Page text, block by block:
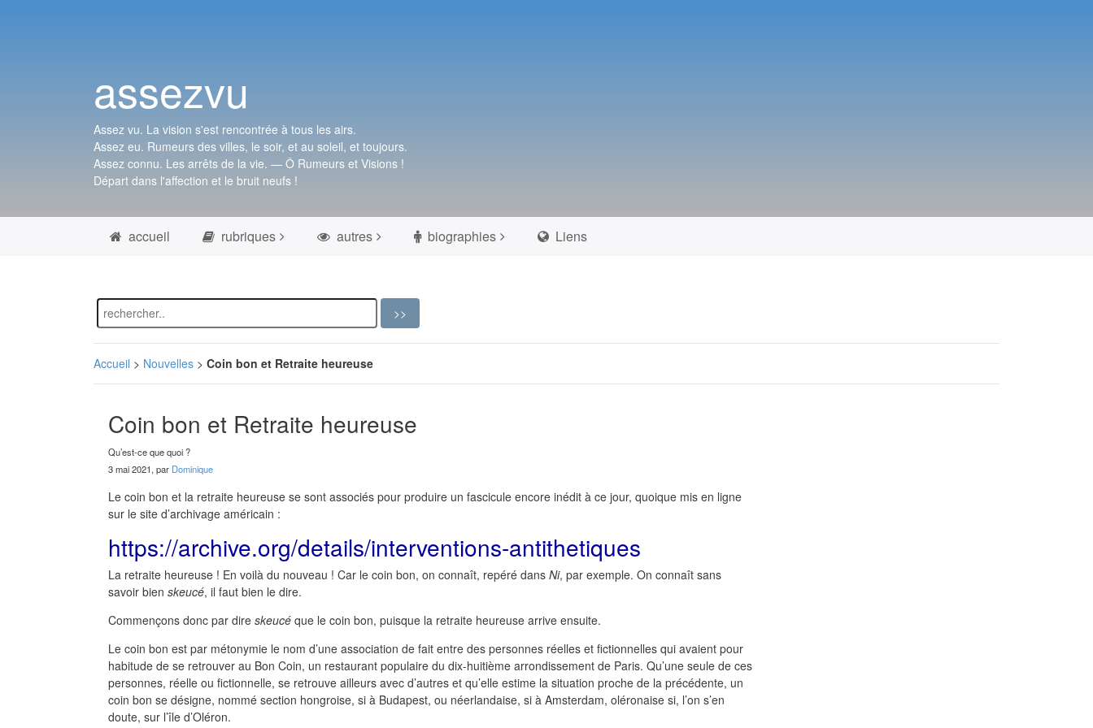
assezvu
Assez vu. La vision s'est rencontrée à tous les airs.
Assez eu. Rumeurs des villes, le soir, et au soleil, et toujours.
Assez connu. Les arrêts de la vie. — Ô Rumeurs et Visions !
Départ dans l'affection et le bruit neufs !
accueil rubriques autres biographies Liens
Accueil > Nouvelles >Coin bon et Retraite heureuse
Coin bon et Retraite heureuse
Qu’est-ce que quoi ?
3 mai 2021, par Dominique
Le coin bon et la retraite heureuse se sont associés pour produire un fascicule encore inédit à ce jour, quoique mis en ligne
sur le site d’archivage américain :
https://archive.org/details/interventions-antithetiques
La retraite heureuse ! En voilà du nouveau ! Car le coin bon, on connaît, repéré dansNi, par exemple. On connaît sans
savoir bienskeucé, il faut bien le dire.
Commençons donc par direskeucé que le coin bon, puisque la retraite heureuse arrive ensuite.
Le coin bon est par métonymie le nom d’une association de fait entre des personnes réelles et fictionnelles qui avaient pour
habitude de se retrouver au Bon Coin, un restaurant populaire du dix-huitième arrondissement de Paris. Qu’une seule de ces
personnes, réelle ou fictionnelle, se retrouve ailleurs avec d’autres et qu’elle estime la situation proche de la précédente, un
coin bon se désigne, nommé section hongroise, si à Budapest, ou néerlandaise, si à Amsterdam, oléronaise si, l’on s’en
doute, sur l’île d’Oléron.